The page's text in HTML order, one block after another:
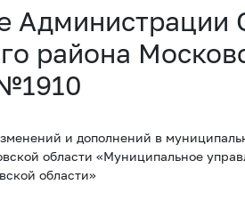
Администрации
района
и дополнений в
области «Муниципальное
области»